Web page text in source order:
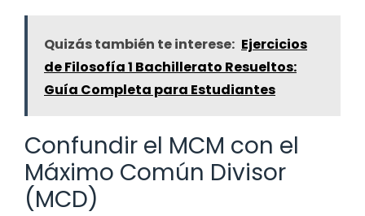
Quizás también te interese: Ejercicios
de Filosofía 1 Bachillerato Resueltos:
Guía Completa para Estudiantes
Confundir el MCM con el
Máximo Común Divisor
(MCD)